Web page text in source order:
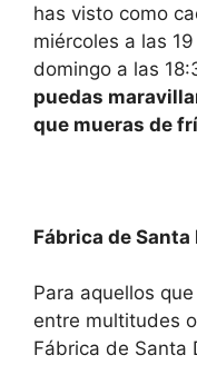
has visto como
miércoles a las
domingo a las
puedas
que mueras de
Fábrica de Santa
Para aquellos
entre multitudes
Fábrica de Santa